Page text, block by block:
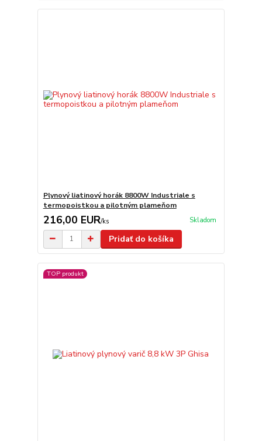
Plynový liatinový horák 8800W Industriale s
termopoistkou a pilotným plameňom
216,00 EUR/ks Skladom
Pridať do košíka
TOP produkt